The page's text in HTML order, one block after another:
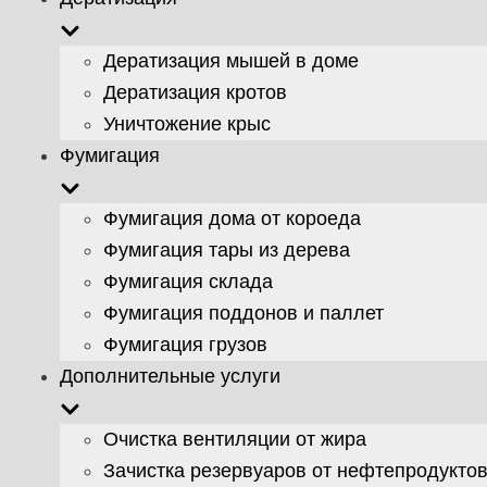
Дератизация мышей в доме
Дератизация кротов
Уничтожение крыс
Фумигация
Фумигация дома от короеда
Фумигация тары из дерева
Фумигация склада
Фумигация поддонов и паллет
Фумигация грузов
Дополнительные услуги
Очистка вентиляции от жира
Зачистка резервуаров от нефтепродуктов